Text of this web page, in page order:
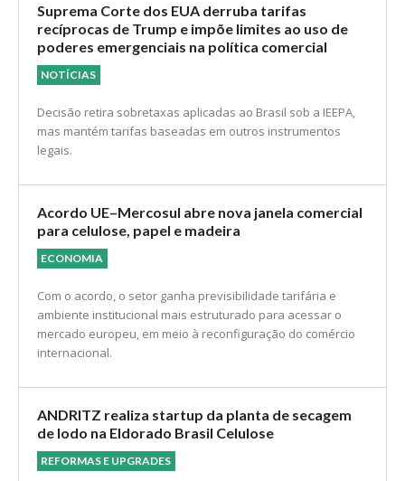
Suprema Corte dos EUA derruba tarifas
recíprocas de Trump e impõe limites ao uso de
poderes emergenciais na política comercial
NOTÍCIAS
Decisão retira sobretaxas aplicadas ao Brasil sob a IEEPA,
mas mantém tarifas baseadas em outros instrumentos
legais.
Acordo UE–Mercosul abre nova janela comercial
para celulose, papel e madeira
ECONOMIA
ambiente institucional mais estruturado para acessar o
mercado europeu, em meio à reconfiguração do comércio
internacional.